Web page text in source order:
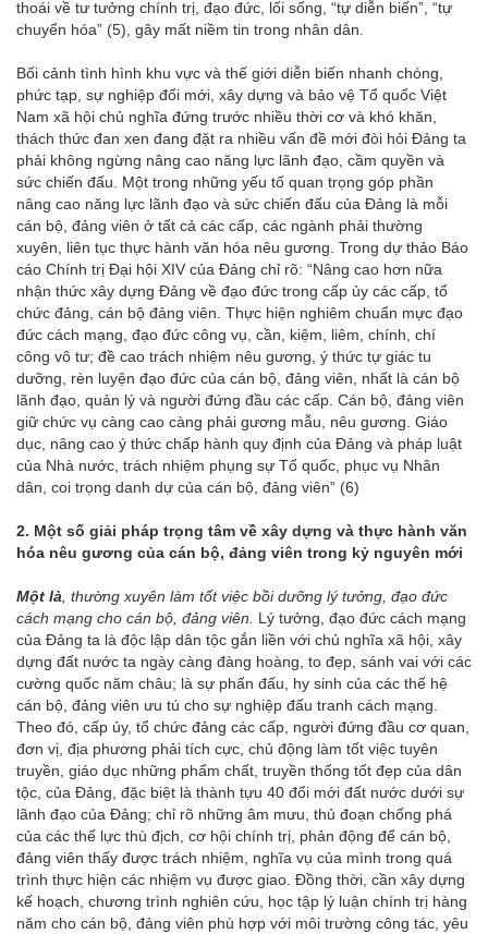
thoái về tư tưởng chính trị, đạo đức, lối sống, “tự diễn biến”, “tự
chuyển hóa” (5), gây mất niềm tin trong nhân dân.
Bối cảnh tình hình khu vực và thế giới diễn biến nhanh chóng,
phức tạp, sự nghiệp đổi mới, xây dựng và bảo vệ Tổ quốc Việt
Nam xã hội chủ nghĩa đứng trước nhiều thời cơ và khó khăn,
thách thức đan xen đang đặt ra nhiều vấn đề mới đòi hỏi Đảng ta
phải không ngừng nâng cao năng lực lãnh đạo, cầm quyền và
sức chiến đấu. Một trong những yếu tố quan trọng góp phần
nâng cao năng lực lãnh đạo và sức chiến đấu của Đảng là mỗi
cán bộ, đảng viên ở tất cả các cấp, các ngành phải thường
xuyên, liên tục thực hành văn hóa nêu gương. Trong dự thảo Báo
cáo Chính trị Đại hội XIV của Đảng chỉ rõ: “Nâng cao hơn nữa
nhận thức xây dựng Đảng về đạo đức trong cấp ủy các cấp, tổ
chức đảng, cán bộ đảng viên. Thực hiện nghiêm chuẩn mực đạo
đức cách mạng, đạo đức công vụ, cần, kiệm, liêm, chính, chí
công vô tư; đề cao trách nhiệm nêu gương, ý thức tự giác tu
dưỡng, rèn luyện đạo đức của cán bộ, đảng viên, nhất là cán bộ
lãnh đạo, quản lý và người đứng đầu các cấp. Cán bộ, đảng viên
giữ chức vụ càng cao càng phải gương mẫu, nêu gương. Giáo
dục, nâng cao ý thức chấp hành quy định của Đảng và pháp luật
của Nhà nước, trách nhiệm phụng sự Tổ quốc, phục vụ Nhân
dân, coi trọng danh dự của cán bộ, đảng viên” (6)
2. Một số giải pháp trọng tâm về xây dựng và thực hành văn
hóa nêu gương của cán bộ, đảng viên trong kỷ nguyên mới
Một là , thường xuyên làm tốt việc bồi dưỡng lý tưởng, đạo đức
cách mạng cho cán bộ, đảng viên. Lý tưởng, đạo đức cách mạng
của Đảng ta là độc lập dân tộc gắn liền với chủ nghĩa xã hội, xây
dựng đất nước ta ngày càng đàng hoàng, to đẹp, sánh vai với các
cường quốc năm châu; là sự phấn đấu, hy sinh của các thế hệ
cán bộ, đảng viên ưu tú cho sự nghiệp đấu tranh cách mạng.
Theo đó, cấp ủy, tổ chức đảng các cấp, người đứng đầu cơ quan,
đơn vị, địa phương phải tích cực, chủ động làm tốt việc tuyên
truyền, giáo dục những phẩm chất, truyền thống tốt đẹp của dân
tộc, của Đảng, đặc biệt là thành tựu 40 đổi mới đất nước dưới sự
lãnh đạo của Đảng; chỉ rõ những âm mưu, thủ đoạn chống phá
của các thế lực thù địch, cơ hội chính trị, phản động để cán bộ,
đảng viên thấy được trách nhiệm, nghĩa vụ của mình trong quá
trình thực hiện các nhiệm vụ được giao. Đồng thời, cần xây dựng
kế hoạch, chương trình nghiên cứu, học tập lý luận chính trị hàng
năm cho cán bộ, đảng viên phù hợp với môi trường công tác, yêu